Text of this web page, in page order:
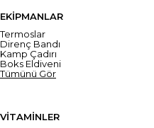
EKİPMANLAR
Termoslar
Direnç Bandı
Kamp Çadırı
Boks Eldiveni
Tümünü Gör
VİTAMİNLER